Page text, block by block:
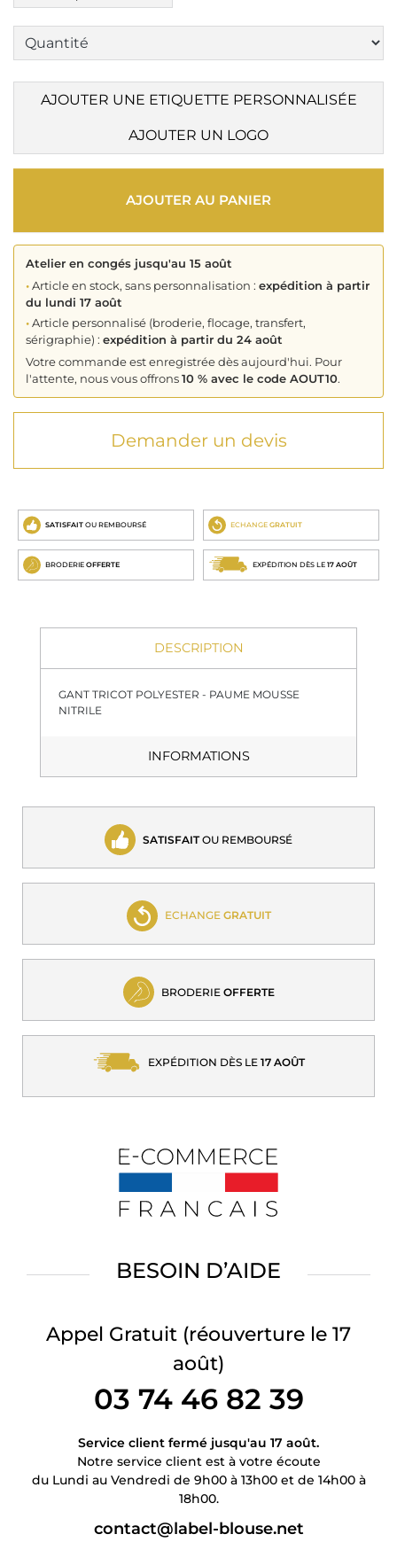
AJOUTER UNE ETIQUETTE PERSONNALISÉE
AJOUTER UN LOGO
AJOUTER AU PANIER
Atelier en congés jusqu'au 15 août
•Article en stock, sans personnalisation : expédition à partir
du lundi 17 août
•Article personnalisé (broderie, flocage, transfert,
sérigraphie) : expédition à partir du 24 août
Votre commande est enregistrée dès aujourd'hui. Pour
l'attente, nous vous offrons10 % avec le code AOUT10.
Demander un devis
SATISFAIT OU REMBOURSÉ ECHANGE GRATUIT
BRODERIE OFFERTE EXPÉDITION DÈS LE 17 AOÛT
DESCRIPTION
GANT TRICOT POLYESTER - PAUME MOUSSE
NITRILE
INFORMATIONS
SATISFAITOU REMBOURSÉ
ECHANGE GRATUIT
BRODERIE OFFERTE
EXPÉDITION DÈS LE 17 AOÛT
BESOIN D’AIDE
Appel Gratuit (réouverture le 17
août)
03 74 46 82 39
Service client fermé jusqu'au 17 août.
Notre service client est à votre écoute
du Lundi au Vendredi de 9h00 à 13h00 et de 14h00 à
18h00.
contact@label-blouse.net